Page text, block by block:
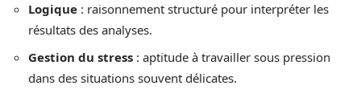
Logique : raisonnement structuré pour interpréter les
résultats des analyses.
Gestion du stress : aptitude à travailler sous pression
dans des situations souvent délicates.